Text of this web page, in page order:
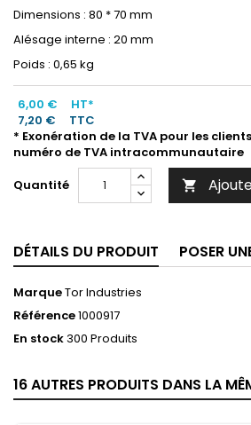
Dimensions : 80 * 70 mm
Alésage interne : 20 mm
Poids : 0,65 kg
6,00 €
HT*
7,20 €
TTC
* Exonération de la TVA pour les
numéro de TVA intracommunautaire
Quantité

DÉTAILS DU PRODUIT POSER
MarqueTor Industries
Référence1000917
En stock300 Produits
16 AUTRES PRODUITS DANS LA